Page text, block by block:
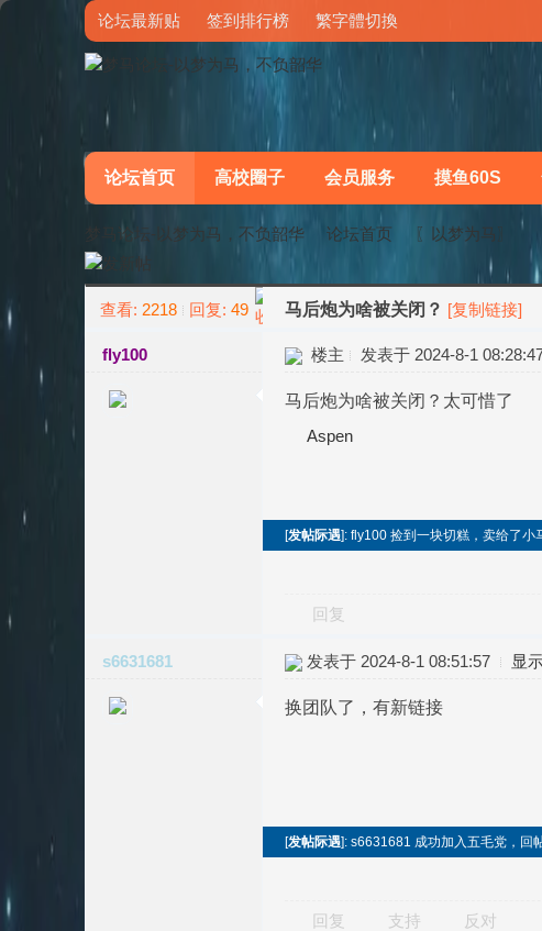
论坛最新贴 签到排行榜 繁字體切換
论坛首页 高校圈子 会员服务 摸鱼60S
梦马论坛-以梦为马，不负韶华 论坛首页 〖以梦为马〗
查看: 2218 回复: 49 马后炮为啥被关闭？ [复制链接]
fly100 楼主 发表于 2024-8-1
马后炮为啥被关闭？太可惜了
Aspen
[发帖际遇]: fly100 捡到一块切糕，卖给了小
回复
s6631681 发表于 2024-8-1 08:51:57 显
换团队了，有新链接
[发帖际遇]: s6631681 成功加入五毛党，回
回复 支持 反对